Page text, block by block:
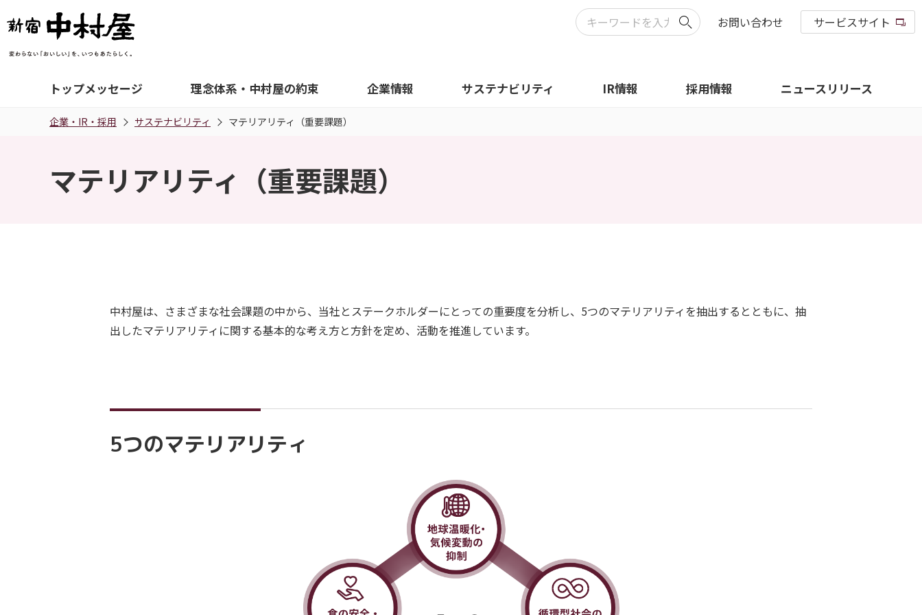
お問い合わせ サービスサイト
トップメッセージ 理念体系・中村屋の約束 企業情報 サステナビリティ IR情報 採用情報 ニュースリリース
企業・IR・採用 サステナビリティ マテリアリティ（重要課題）
マテリアリティ（重要課題）
中村屋は、さまざまな社会課題の中から、当社とステークホルダーにとっての重要度を分析し、5つのマテリアリティを抽出するとともに、抽
出したマテリアリティに関する基本的な考え方と方針を定め、活動を推進しています。
5つのマテリアリティ